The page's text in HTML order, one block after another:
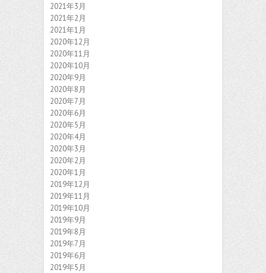
2021年3月
2021年2月
2021年1月
2020年12月
2020年11月
2020年10月
2020年9月
2020年8月
2020年7月
2020年6月
2020年5月
2020年4月
2020年3月
2020年2月
2020年1月
2019年12月
2019年11月
2019年10月
2019年9月
2019年8月
2019年7月
2019年6月
2019年5月